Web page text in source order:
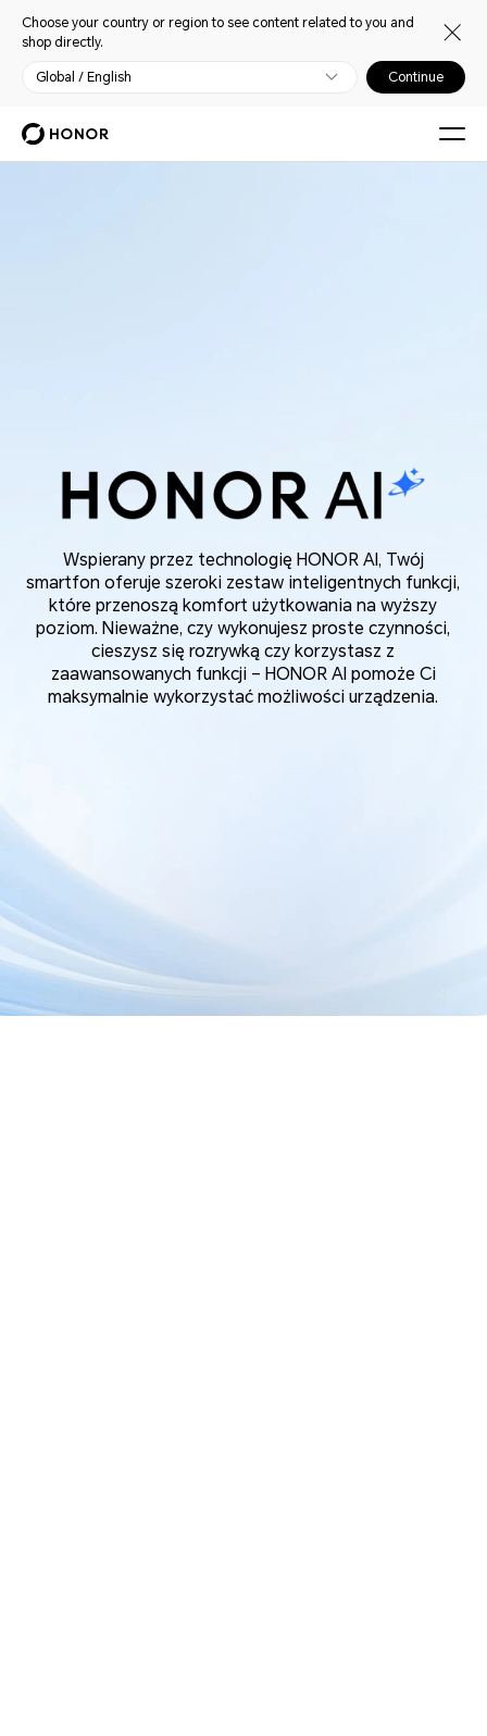
Choose your country or region to see content related to you and
shop directly.
Global / English Continue
Wspierany przez technologię HONOR AI, Twój
smartfon oferuje szeroki zestaw inteligentnych funkcji,
które przenoszą komfort użytkowania na wyższy
poziom. Nieważne, czy wykonujesz proste czynności,
cieszysz się rozrywką czy korzystasz z
zaawansowanych funkcji – HONOR AI pomoże Ci
maksymalnie wykorzystać możliwości urządzenia.